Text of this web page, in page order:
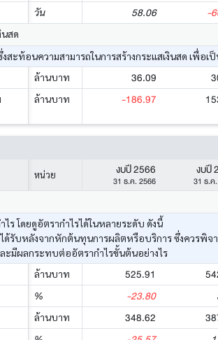
วัน 58.06 -
นสด
ท้อนความสามารถในการสร้างกระแสเงินสด เพื่อเ
ล้านบาท 36.09
ล้านบาท -186.97
หน่วย งบปี 2566
31 ธ.ค. 2566
งบปี
31 ธ.ค
ร โดยดูอัตรากำไรได้ในหลายระดับ ดังนี้
ด้รับหลังจากหักต้นทุนการผลิตหรือบริการ ซึ่งควรพิ
มีผลกระทบต่ออัตรากำไรขั้นต้นอย่างไร
ล้านบาท 525.91
% -23.80
ล้านบาท 348.62